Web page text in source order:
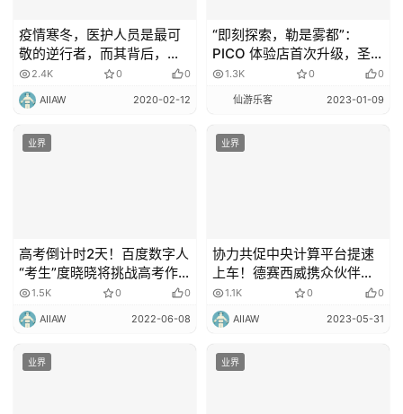
疫情寒冬，医护人员是最可
敬的逆行者，而其背后，还
有一群工业互联网“硬汉”！
2.4K 0 0
AIIAW 2020-02-12
“即刻探索，勒是雾都”：
PICO 体验店首次升级，圣诞
落地重庆来福士
1.3K 0 0
仙游乐客 2023-01-09
业界
高考倒计时2天！百度数字人
“考生”度晓晓将挑战高考作
文1.5K 0 0
AIIAW 2022-06-08
业界
协力共促中央计算平台提速
上车！德赛西威携众伙伴打
造ICP生态圈
1.1K 0 0
AIIAW 2023-05-31
业界 业界